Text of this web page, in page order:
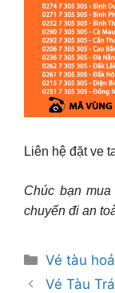
Liên hệ đặt ve
Chúc bạn
chuyến đi an
Danh
mục
Vé tàu hoả
Vé Tàu